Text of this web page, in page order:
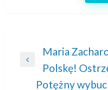
Nawigacja
wpisu
Previous
Post
Maria
Polskę!
Potężny